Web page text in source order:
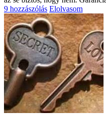
9 hozzászólás Elolvasom